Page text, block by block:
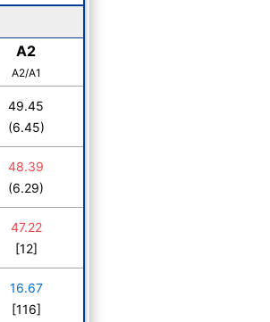
A2
A2/A1
49.45
(6.45)
48.39
(6.29)
47.22
[12]
16.67
[116]